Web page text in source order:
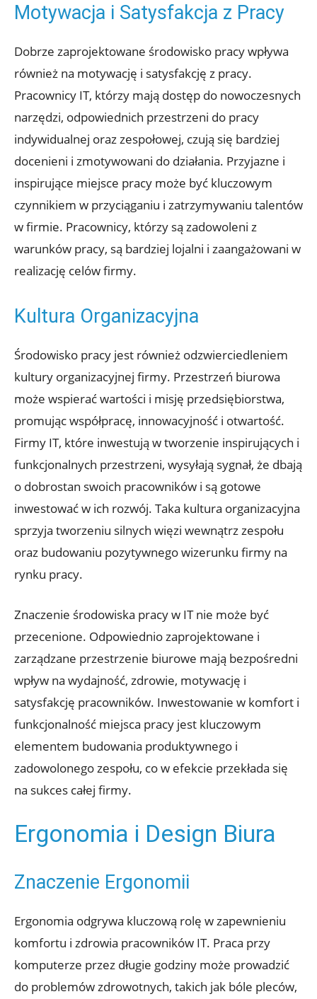
Motywacja i Satysfakcja z Pracy
Dobrze zaprojektowane środowisko pracy wpływa
również na motywację i satysfakcję z pracy.
Pracownicy IT, którzy mają dostęp do nowoczesnych
narzędzi, odpowiednich przestrzeni do pracy
indywidualnej oraz zespołowej, czują się bardziej
docenieni i zmotywowani do działania. Przyjazne i
inspirujące miejsce pracy może być kluczowym
czynnikiem w przyciąganiu i zatrzymywaniu talentów
w firmie. Pracownicy, którzy są zadowoleni z
warunków pracy, są bardziej lojalni i zaangażowani w
realizację celów firmy.
Kultura Organizacyjna
Środowisko pracy jest również odzwierciedleniem
kultury organizacyjnej firmy. Przestrzeń biurowa
może wspierać wartości i misję przedsiębiorstwa,
promując współpracę, innowacyjność i otwartość.
Firmy IT, które inwestują w tworzenie inspirujących i
funkcjonalnych przestrzeni, wysyłają sygnał, że dbają
o dobrostan swoich pracowników i są gotowe
inwestować w ich rozwój. Taka kultura organizacyjna
sprzyja tworzeniu silnych więzi wewnątrz zespołu
oraz budowaniu pozytywnego wizerunku firmy na
rynku pracy.
Znaczenie środowiska pracy w IT nie może być
przecenione. Odpowiednio zaprojektowane i
zarządzane przestrzenie biurowe mają bezpośredni
wpływ na wydajność, zdrowie, motywację i
satysfakcję pracowników. Inwestowanie w komfort i
funkcjonalność miejsca pracy jest kluczowym
elementem budowania produktywnego i
zadowolonego zespołu, co w efekcie przekłada się
na sukces całej firmy.
Ergonomia i Design Biura
Znaczenie Ergonomii
Ergonomia odgrywa kluczową rolę w zapewnieniu
komfortu i zdrowia pracowników IT. Praca przy
komputerze przez długie godziny może prowadzić
do problemów zdrowotnych, takich jak bóle pleców,